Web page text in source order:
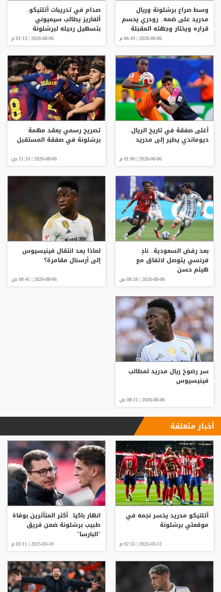
وسط صراع برشلونة وريال
مدريد على ضمه.. رودري يحسم
قراره ويختار وجهته المقبلة
2026-08-06 | 06:43 م
صدام في تدريبات أتلتيكو..
ألفاريز يطالب سيميوني
بتسهيل رحيله لبرشلونة
2026-08-06 | 01:13 م
أغلى صفقة في تاريخ الريال..
ديوماندي يطير إلى مدريد
2026-08-06 | 01:00 م
تصريح رسمي يعقد مهمة
برشلونة في صفقة المستقبل
2026-08-06 | 11:33 ص
بعد رفض السعودية.. نادٍ
فرنسي يتوصل لاتفاق مع
هيثم حسن
2026-08-06 | 08:59 ص
لماذا يعد انتقال فينيسيوس
إلى أرسنال مقامرة؟
2026-08-06 | 08:41 ص
سر رضوخ ريال مدريد لمطالب
فينيسيوس
2026-08-06 | 08:11 ص
أخبار متعلقة
أتلتيكو مدريد يخسر نجمه في
موقعتي برشلونة
2025-03-12 | 02:55 م
انهار باكيا.. أكثر المتأثرين بوفاة
طبيب برشلونة ضمن فريق
"البارسا"
2025-03-10 | 03:11 م